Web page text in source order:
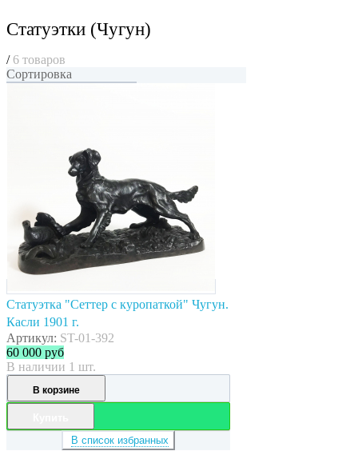
Статуэтки (Чугун)
/ 6 товаров
Сортировка
Статуэтка "Сеттер с куропаткой" Чугун.
Касли 1901 г.
Артикул: ST-01-392
60 000 руб
В наличии 1 шт.
В корзине
В список избранных